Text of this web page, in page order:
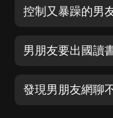
控制又暴躁的男
男朋友要出國讀
發現男朋友網聊